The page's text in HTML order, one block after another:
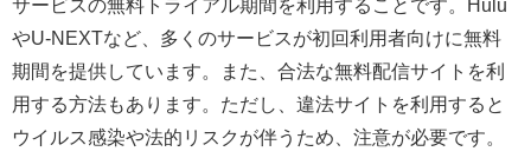
サービスの無料トライアル期間を利用することです。Hulu
やU-NEXTなど、多くのサービスが初回利用者向けに無料
期間を提供しています。また、合法な無料配信サイトを利
用する方法もあります。ただし、違法サイトを利用すると
ウイルス感染や法的リスクが伴うため、注意が必要です。